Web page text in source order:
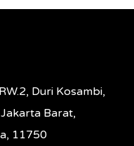
Duri Kosambi,
Barat,
11750